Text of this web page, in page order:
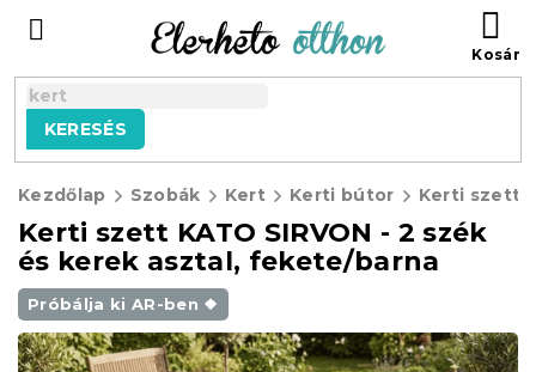
tartalomhoz
KERESÉS
Kezdőlap Szobák Kert Kerti bútor
Kerti szett KATO SIRVON - 2 szék
és kerek asztal, fekete/barna
Próbálja ki AR-ben ❖